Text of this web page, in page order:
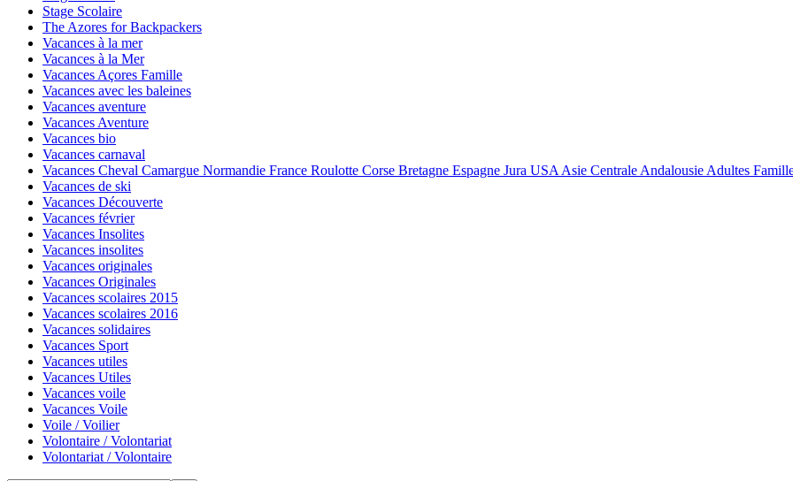
Stage Scolaire
The Azores for Backpackers
Vacances à la mer
Vacances à la Mer
Vacances Açores Famille
Vacances avec les baleines
Vacances aventure
Vacances Aventure
Vacances bio
Vacances carnaval
Vacances Cheval Camargue Normandie France Roulotte Corse Bretagne Espagne Jura USA Asie Centrale Andalousie Adultes
Vacances de ski
Vacances Découverte
Vacances février
Vacances Insolites
Vacances insolites
Vacances originales
Vacances Originales
Vacances scolaires 2015
Vacances scolaires 2016
Vacances solidaires
Vacances Sport
Vacances utiles
Vacances Utiles
Vacances voile
Vacances Voile
Voile / Voilier
Volontaire / Volontariat
Volontariat / Volontaire